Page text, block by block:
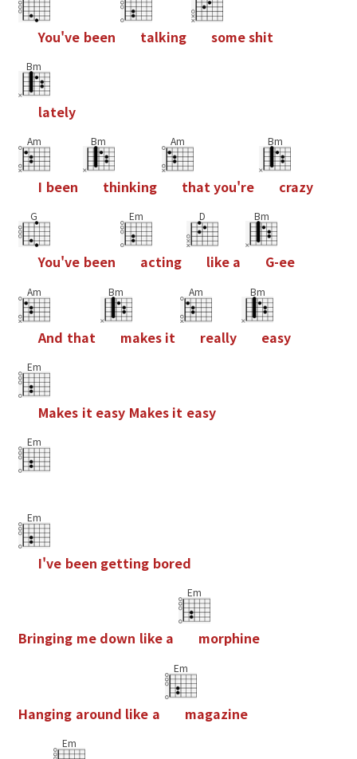
You've been talking someshit
Bm
lately
Am
I been
Bm
thinking
Am
thatyou're
Bm
crazy
G
You've been
Em
acting
D
like a
Bm
G-ee
Am
And that
Bm
makes it
Am
really
Bm
easy
Em
Makes it easy Makes it easy
Em
Em
I've been getting bored
Bringing me down like a
Em
morphine
Hanging around like a
Em
magazine
Em